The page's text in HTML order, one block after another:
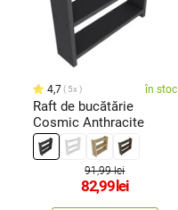
4,7 5x în stoc
Raft de bucătărie
Cosmic Anthracite
91,99 lei
82,99 lei